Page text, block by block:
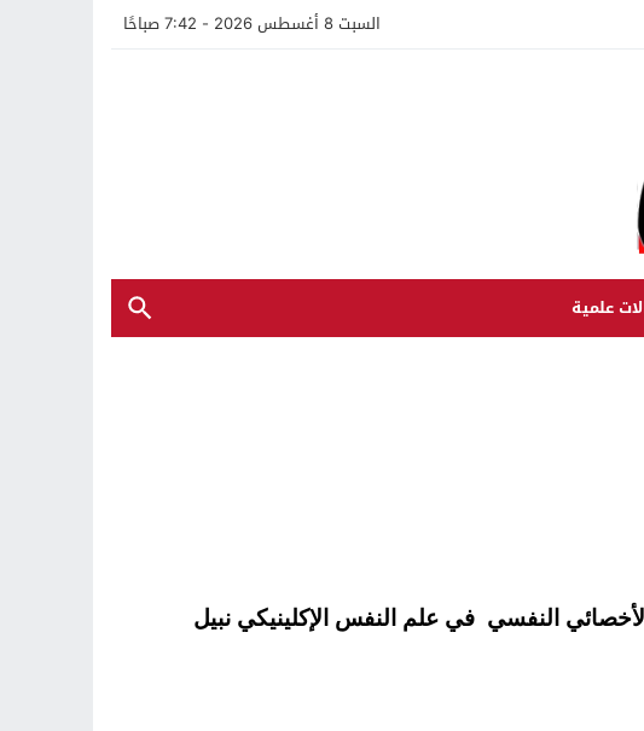
السبت 8 أغسطس 2026 - 7:42 صباحًا
علمية
النفسي في علم النفس الإكلينيكي نبيل